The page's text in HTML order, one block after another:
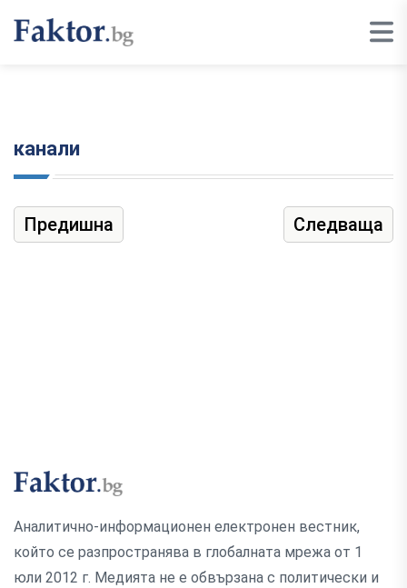
канали
Предишна Следваща
Аналитично-информационен електронен вестник,
който се разпространява в глобалната мрежа от 1
юли 2012 г. Медията не е обвързана с политически и